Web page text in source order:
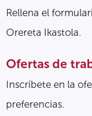
Rellena el
Orereta Ikastola.
Ofertas de
Inscríbete en la
preferencias.